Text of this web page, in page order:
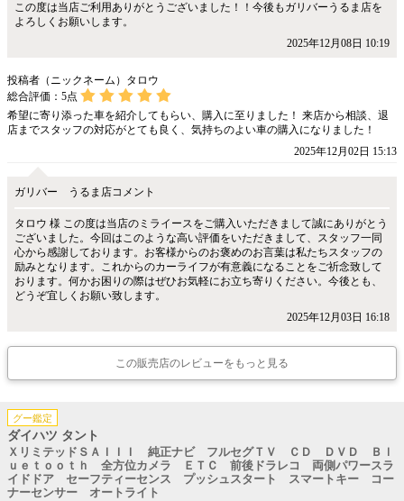
この度は当店ご利用ありがとうございました！！今後もガリバーうるま店を
よろしくお願いします。
2025年12月08日 10:19
投稿者（ニックネーム）タロウ
総合評価： 5点
希望に寄り添った車を紹介してもらい、購入に至りました！ 来店から相談、退
店までスタッフの対応がとても良く、気持ちのよい車の購入になりました！
2025年12月02日 15:13
ガリバー うるま店コメント
タロウ 様 この度は当店のミライースをご購入いただきまして誠にありがとう
ございました。今回はこのような高い評価をいただきまして、スタッフ一同
心から感謝しております。お客様からのお褒めのお言葉は私たちスタッフの
励みとなります。これからのカーライフが有意義になることをご祈念致して
おります。何かお困りの際はぜひお気軽にお立ち寄りください。今後とも、
どうぞ宜しくお願い致します。
2025年12月03日 16:18
この販売店のレビューをもっと見る
グー鑑定
ダイハツ タント
ＸリミテッドＳＡＩＩＩ 純正ナビ フルセグＴＶ ＣＤ ＤＶＤ Ｂｌ
ｕｅｔｏｏｔｈ 全方位カメラ ＥＴＣ 前後ドラレコ 両側パワースラ
イドドア セーフティーセンス プッシュスタート スマートキー コー
ナーセンサー オートライト